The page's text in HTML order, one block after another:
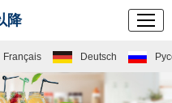
降
Français Deutsch